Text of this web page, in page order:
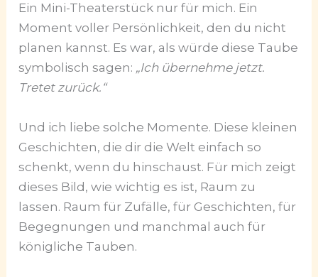
Ein Mini-Theaterstück nur für mich. Ein
Moment voller Persönlichkeit, den du nicht
planen kannst. Es war, als würde diese Taube
symbolisch sagen: „Ich übernehme jetzt.
Tretet zurück.“
Und ich liebe solche Momente. Diese kleinen
Geschichten, die dir die Welt einfach so
schenkt, wenn du hinschaust. Für mich zeigt
dieses Bild, wie wichtig es ist, Raum zu
lassen. Raum für Zufälle, für Geschichten, für
Begegnungen und manchmal auch für
königliche Tauben.